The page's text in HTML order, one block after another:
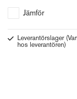
Jämför
Leverantörslager
hos leverantören)